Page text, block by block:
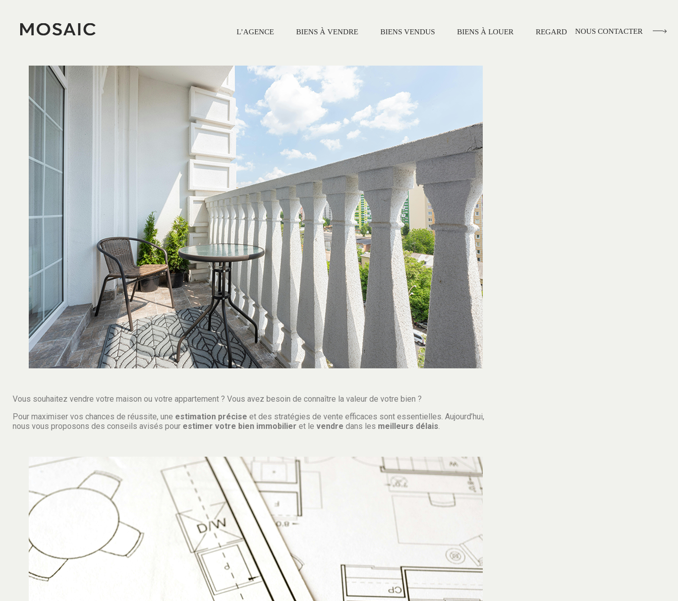
L’AGENCE BIENS À VENDRE BIENS VENDUS BIENS À LOUER REGARD NOUS CONTACTER
Vous souhaitez vendre votre maison ou votre appartement ? Vous avez besoin de connaître la valeur de votre bien ?
Pour maximiser vos chances de réussite, une estimation précise et des stratégies de vente efficaces sont essentielles. Aujourd’hui,
nous vous proposons des conseils avisés pour estimer votre bien immobilier et le vendre dans les meilleurs délais.